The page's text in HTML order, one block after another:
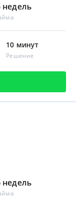
недель
10 минут
Решение
недель